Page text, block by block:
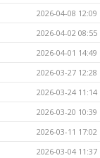
2026-04-08 12:09
2026-04-02 08:55
2026-04-01 14:49
2026-03-27 12:28
2026-03-24 11:14
2026-03-20 10:39
2026-03-11 17:02
2026-03-04 11:37